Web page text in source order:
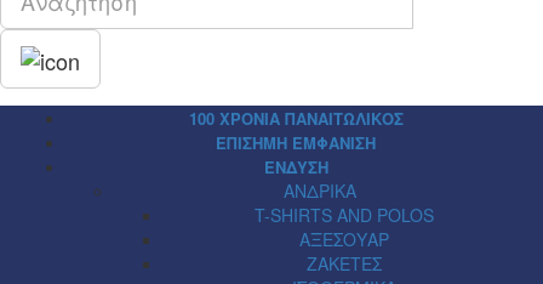
100 ΧΡΟΝΙΑ ΠΑΝΑΙΤΩΛΙΚΟΣ
ΕΠΙΣΗΜΗ ΕΜΦΑΝΙΣΗ
ΕΝΔΥΣΗ
ΑΝΔΡΙΚΑ
T-SHIRTS AND POLOS
ΑΞΕΣΟΥΑΡ
ΖΑΚΕΤΕΣ